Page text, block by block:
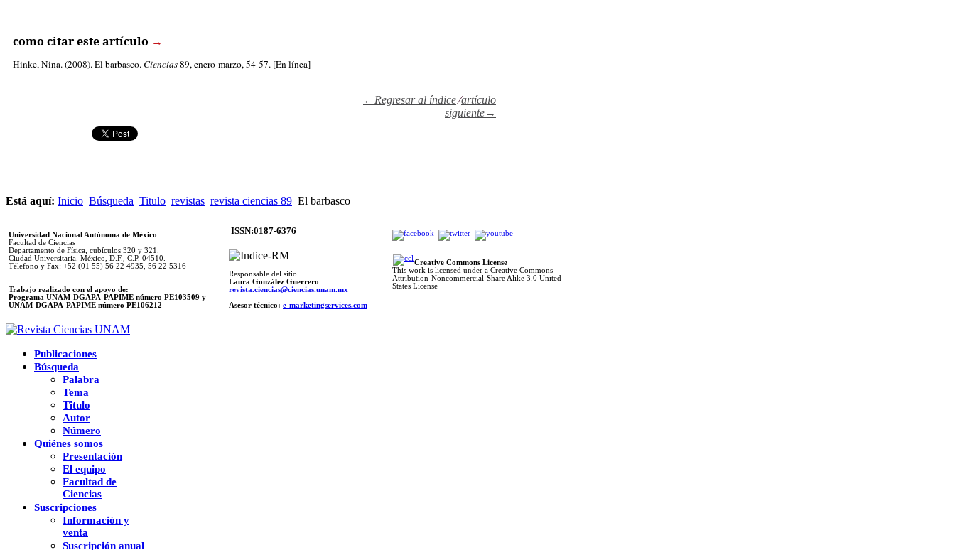
como citar este artículo →
Hinke, Nina. (2008). El barbasco. Ciencias89, enero-marzo, 54-57. [En línea]
←Regresar al índice⁄artículo
siguiente→
Está aquí: Inicio Búsqueda Titulo revistas revista ciencias 89 El barbasco
Universidad Nacional Autónoma de México
Facultad de Ciencias
Departamento de Física, cubículos 320 y 321.
Ciudad Universitaria. México, D.F., C.P. 04510.
Télefono y Fax: +52 (01 55) 56 22 4935, 56 22 5316
Trabajo realizado con el apoyo de:
Programa UNAM-DGAPA-PAPIME número PE103509 y
UNAM-DGAPA-PAPIME número PE106212
ISSN:0187-6376
Responsable del sitio
Laura González Guerrero
revista.ciencias@ciencias.unam.mx
Asesor técnico: e-marketingservices.com
Creative Commons License
This work is licensed under a Creative Commons
Attribution-Noncommercial-Share Alike 3.0 United
States License
Publicaciones
Búsqueda
Palabra
Tema
Titulo
Autor
Número
Quiénes somos
Presentación
El equipo
Facultad de
Ciencias
Suscripciones
Información y
venta
Suscripción anual